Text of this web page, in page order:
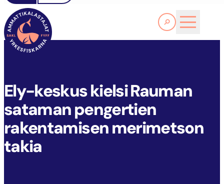
Lue lisää
SAKL
Ely-keskus kielsi Rauman
sataman pengertien
rakentamisen merimetson
takia